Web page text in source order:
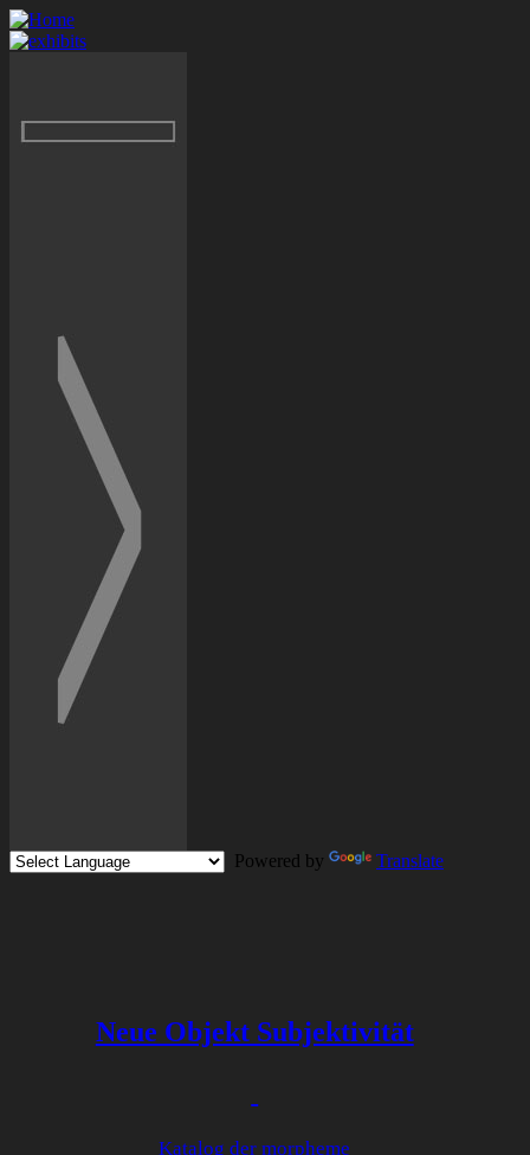
Neue Objekt Subjektivität
Katalog der morpheme
Powered by Translate